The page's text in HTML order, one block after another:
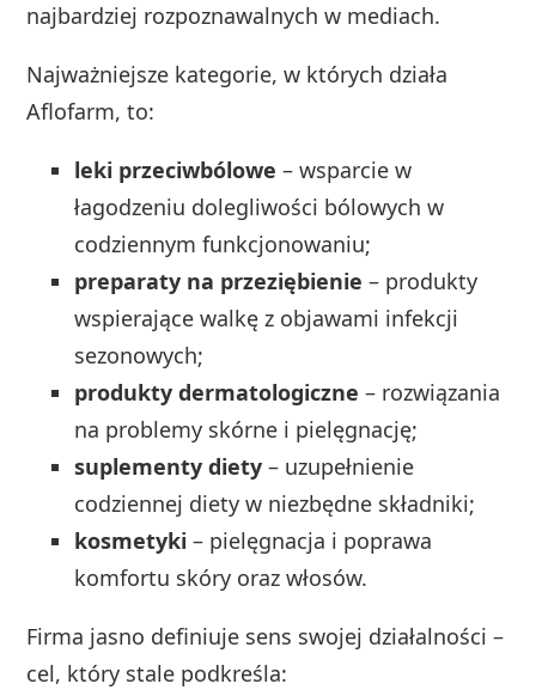
najbardziej rozpoznawalnych w mediach.
Najważniejsze kategorie, w których działa
Aflofarm, to:
leki przeciwbólowe – wsparcie w
łagodzeniu dolegliwości bólowych w
codziennym funkcjonowaniu;
preparaty na przeziębienie – produkty
wspierające walkę z objawami infekcji
sezonowych;
produkty dermatologiczne – rozwiązania
na problemy skórne i pielęgnację;
suplementy diety – uzupełnienie
codziennej diety w niezbędne składniki;
kosmetyki – pielęgnacja i poprawa
komfortu skóry oraz włosów.
Firma jasno definiuje sens swojej działalności –
cel, który stale podkreśla: